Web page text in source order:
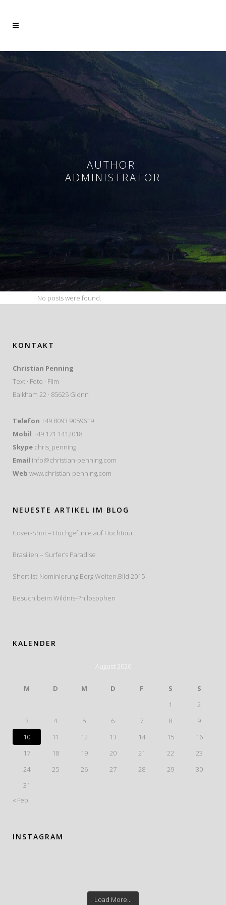
AUTHOR:
ADMINISTRATOR
No posts were found.
KONTAKT
Christian Penning
Text · Foto · Film
Balkham 22 · 85625 Glonn
Telefon +49 8093 9059619
Mobil +49 171 1412018
Skype chris_penning
Email info@christian-penning.com
Web www.christian-penning.com
NEUESTE ARTIKEL IM BLOG
Cover-Shot – Hochgefühle auf Hochtour
Brasilien – Surfer’s Paradise
Shortlist-Nominierung Berg.Welten.Bild 2015
Besuch beim Wildnis-Philosophen
KALENDER
August 2026
M D M D F S
S
1
2
3
4 5 6 7 8
9
10
11 12 13 14 15
16
17
18 19 20 21 22
23
24
25 26 27 28 29
30
31
« Feb
INSTAGRAM
Load More...